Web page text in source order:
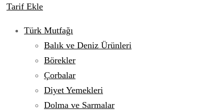
Tarif Ekle
Türk Mutfağı
Balık ve Deniz Ürünleri
Börekler
Çorbalar
Diyet Yemekleri
Dolma ve Sarmalar